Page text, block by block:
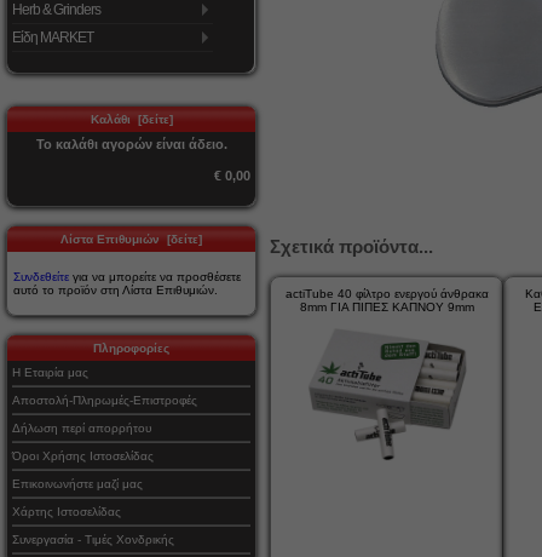
Herb & Grinders
Είδη MARKET
Καλάθι [δείτε]
Το καλάθι αγορών είναι άδειο.
€ 0,00
Λίστα Επιθυμιών [δείτε]
Συνδεθείτε για να μπορείτε να προσθέσετε
αυτό το προϊόν στη Λίστα Επιθυμιών.
Πληροφορίες
Η Εταιρία μας
Αποστολή-Πληρωμές-Επιστροφές
Δήλωση περί απορρήτου
Όροι Χρήσης Ιστοσελίδας
Επικοινωνήστε μαζί μας
Χάρτης Ιστοσελίδας
Συνεργασία - Τιμές Χονδρικής
Σχετικά προϊόντα...
actiTube 40 φίλτρο ενεργού άνθρακα
8mm ΓΙΑ ΠΙΠΕΣ ΚΑΠΝΟΥ 9mm